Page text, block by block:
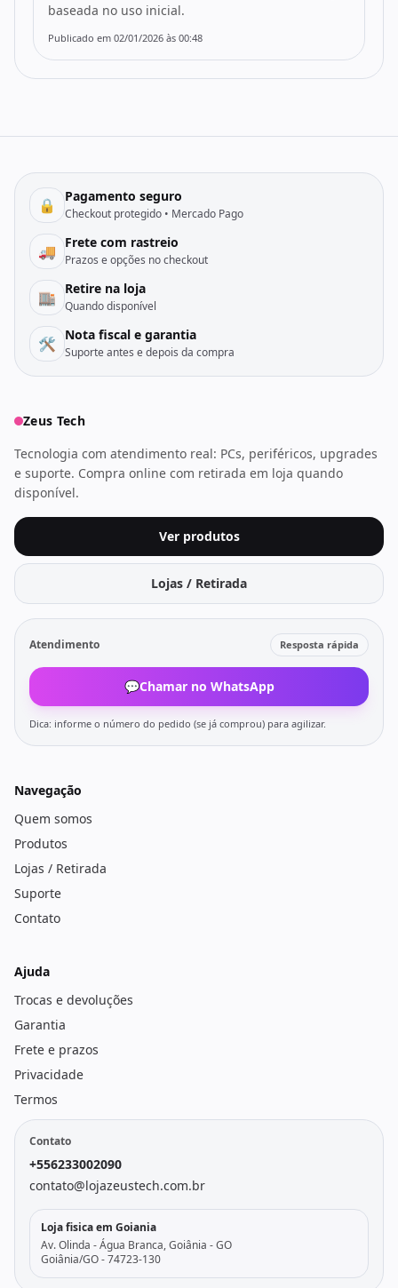
baseada no uso inicial.
Publicado em 02/01/2026 às 00:48
🔒 Pagamento seguro
Checkout protegido • Mercado Pago
🚚 Frete com rastreio
Prazos e opções no checkout
🏬 Retire na loja
Quando disponível
🛠️ Nota fiscal e garantia
Suporte antes e depois da compra
Zeus Tech
Tecnologia com atendimento real: PCs, periféricos, upgrades
e suporte. Compra online com retirada em loja quando
disponível.
Ver produtos
Lojas / Retirada
Atendimento Resposta rápida
💬Chamar no WhatsApp
Dica: informe o número do pedido (se já comprou) para agilizar.
Navegação
Quem somos
Produtos
Lojas / Retirada
Suporte
Contato
Ajuda
Trocas e devoluções
Garantia
Frete e prazos
Privacidade
Termos
Contato
+556233002090
contato@lojazeustech.com.br
Loja fisica em Goiania
Av. Olinda - Água Branca, Goiânia - GO
Goiânia/GO - 74723-130